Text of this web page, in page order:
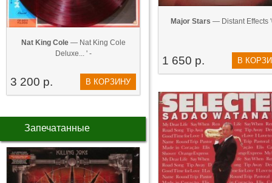
Nat King Cole— Nat King Cole
Deluxe... ' -
3 200 р. В КОРЗИНУ
Запечатанные
Major Stars — Distant Effects
1 650 р. В